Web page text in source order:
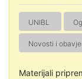
UNIBL
Novosti i
Materijali